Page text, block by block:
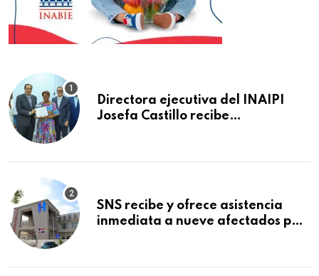
Directora ejecutiva del INAIPI
Josefa Castillo recibe
SNS recibe y ofrece asistencia
inmediata a nueve afectados por
Macorís